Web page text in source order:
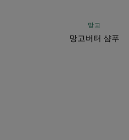
망고
망고버터 샴푸